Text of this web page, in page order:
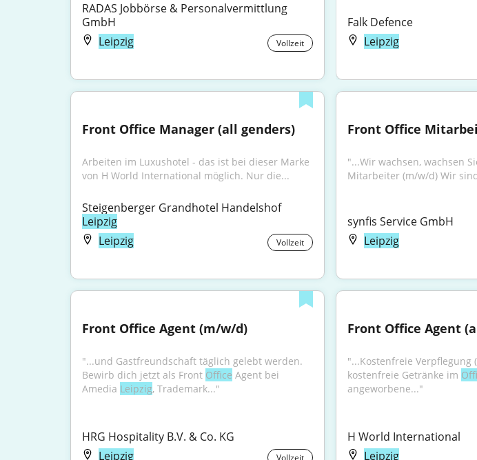
RADAS Jobbörse & Personalvermittlung
GmbH
Leipzig
Vollzeit
Falk Defence
Leipzig
Front Office Manager (all genders)
Arbeiten im Luxushotel - das ist bei dieser Marke
von H World International möglich. Nur die...
Steigenberger Grandhotel Handelshof
Leipzig
Leipzig
Vollzeit
Front Office
"...Wir wachsen, wachsen
Mitarbeiter (m/w/d) Wir
synfis Service GmbH
Leipzig
Front Office Agent (m/w/d)
"...und Gastfreundschaft täglich gelebt werden.
Bewirb dich jetzt als Front Office Agent bei
Amedia Leipzig, Trademark..."
HRG Hospitality B.V. & Co. KG
Leipzig
Vollzeit
Front Office Agent
"...Kostenfreie Verpflegung
kostenfreie Getränke im
angeworbene..."
H World International
Leipzig